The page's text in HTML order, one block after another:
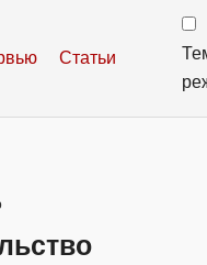
Статьи